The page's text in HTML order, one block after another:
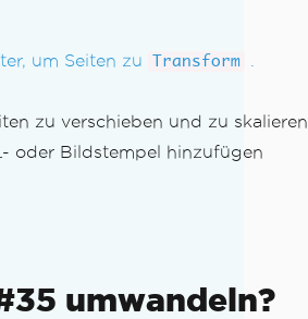
um Seiten zu Transform
zu verschieben und zu skalieren
oder Bildstempel hinzufügen
umwandeln?